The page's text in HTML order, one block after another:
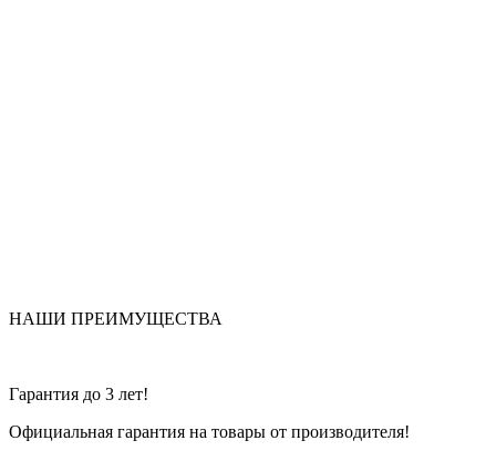
НАШИ ПРЕИМУЩЕСТВА
Гарантия до 3 лет!
Официальная гарантия на товары от производителя!